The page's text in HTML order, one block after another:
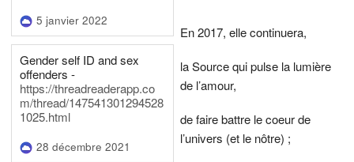
5 janvier 2022
Gender self ID and sex
offenders -
https://threadreaderapp.co
m/thread/147541301294528
1025.html
28 décembre 2021
En 2017, elle continuera,
la Source qui pulse la lumière
de l’amour,
de faire battre le coeur de
l’univers (et le nôtre) ;